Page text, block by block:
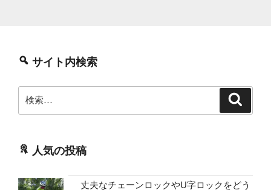
サイト内検索
索:
人気の投稿
丈夫なチェーンロックやU字ロックをどう